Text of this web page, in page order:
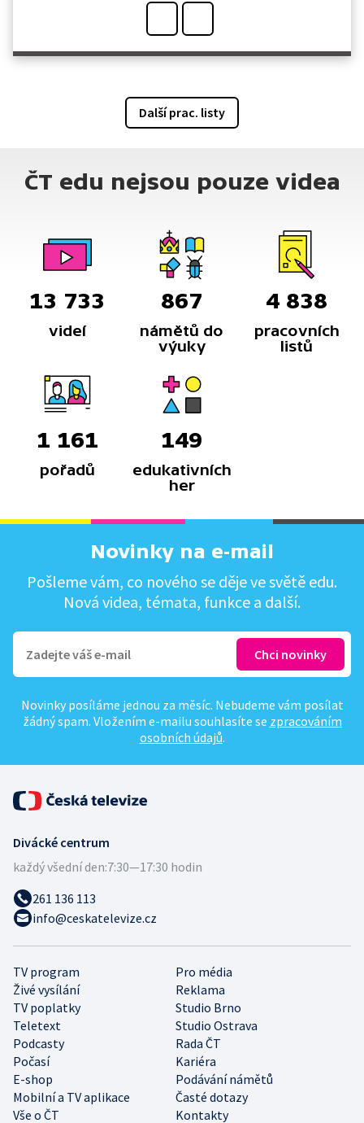
Další prac. listy
ČT edu nejsou pouze videa
13 733
videí
867
námětů do
výuky
4 838
pracovních
listů
1 161
pořadů
149
edukativních
her
Novinky na e-mail
Pošleme vám, co nového se děje ve světě edu.
Nová videa, témata, funkce a další.
Novinky posíláme jednou za měsíc. Nebudeme vám posílat
žádný spam. Vložením e-mailu souhlasíte se zpracováním
osobních údajů.